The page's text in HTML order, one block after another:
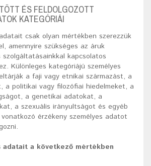
ÉS FELDOLGOZOTT
KATEGÓRIÁI
csak olyan mértékben szerezzük
amennyire szükséges az áruk
kapcsolatos
Különleges kategóriájú személyes
a faji vagy etnikai származást, a
a politikai vagy filozófiai hiedelmeket, a
a genetikai adatokat, a
a szexuális irányultságot és egyéb
érzékeny személyes adatot
adatait a következő mértékben